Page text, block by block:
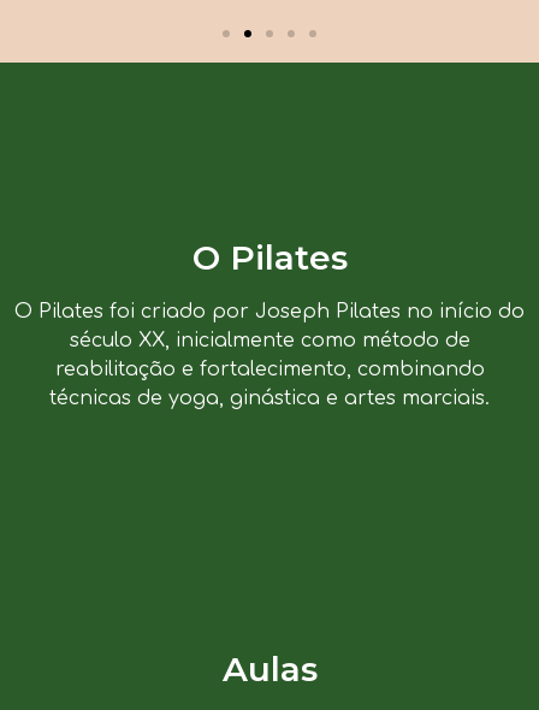
O Pilates
O Pilates foi criado por Joseph Pilates no início do
século XX, inicialmente como método de
reabilitação e fortalecimento, combinando
técnicas de yoga, ginástica e artes marciais.
Aulas